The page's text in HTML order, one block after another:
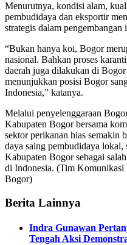
Menurutnya, kondisi alam,
pembudidaya dan eksportir
strategis dalam pengembangan
“Bukan hanya koi, Bogor
nasional. Bahkan proses
daerah juga dilakukan di
menunjukkan posisi Bogor
Indonesia,” katanya.
Melalui penyelenggaraan
Kabupaten Bogor bersama
sektor perikanan hias semakin
daya saing pembudidaya lokal,
Kabupaten Bogor sebagai
di Indonesia. (Tim
Bogor)
Berita Lainnya
Indra Gunawan
Tengah Aksi